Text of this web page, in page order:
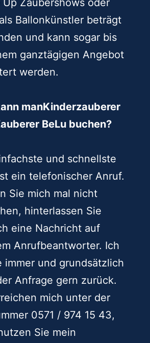
Up Zaubershows oder
Ballonkünstler beträgt
und kann sogar bis
ganztägigen Angebot
werden.
manKinderzauberer
BeLu buchen?
und schnellste
ein telefonischer Anruf.
Sie mich mal nicht
hinterlassen Sie
eine Nachricht auf
Anrufbeantworter. Ich
immer und grundsätzlich
Anfrage gern zurück.
mich unter der
0571 / 974 15 43,
Sie mein